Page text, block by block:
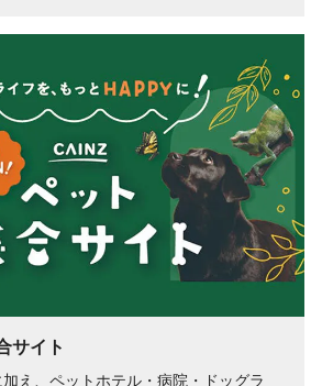
サイト
え、ペットホテル・病院・ドッグラ